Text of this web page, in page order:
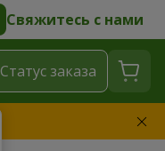
Свяжитесь с нами
Cтатус заказа